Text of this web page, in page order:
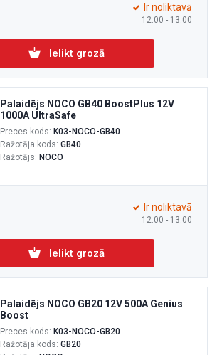
12:00 - 13:00
Ir noliktavā
Ielikt grozā
Palaidējs NOCO GB40 BoostPlus 12V
1000A UltraSafe
Preces kods: K03-NOCO-GB40
Ražotāja kods: GB40
Ražotājs: NOCO
12:00 - 13:00
Ir noliktavā
Ielikt grozā
Palaidējs NOCO GB20 12V 500A Genius
Boost
Preces kods: K03-NOCO-GB20
Ražotāja kods: GB20